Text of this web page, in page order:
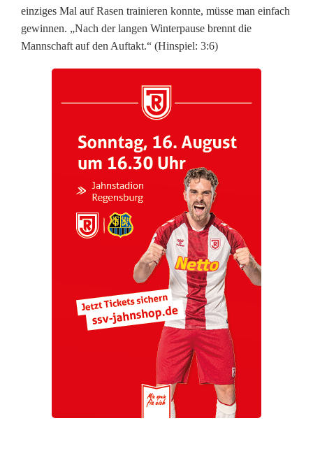
e
r
einziges Mal auf Rasen trainieren konnte, müsse man einfach
gewinnen. „Nach der langen Winterpause brennt die
Mannschaft auf den Auftakt.“ (Hinspiel: 3:6)